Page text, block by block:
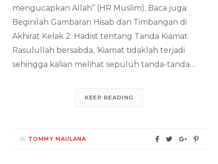
mengucapkan Allah” (HR Muslim). Baca juga:
Beginilah Gambaran Hisab dan Timbangan di
Akhirat Kelak 2. Hadist tentang Tanda Kiamat
Rasulullah bersabda, ‘Kiamat tidaklah terjadi
sehingga kalian melihat sepuluh tanda-tanda…
KEEP READING
By TOMMY MAULANA